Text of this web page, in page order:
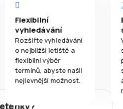
Flexibilní
vyhledávání
Rozšiřte vyhledávání
o nejbližší letiště a
flexibilní výběr
termínů, abyste našli
nejlevnější možnost.